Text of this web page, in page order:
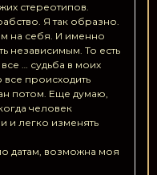
стереотипов.
Я так образно.
на себя. И именно
независимым. То есть
… судьба в моих
все происходить
потом. Еще думаю,
человек
и легко изменять
датам, возможна моя